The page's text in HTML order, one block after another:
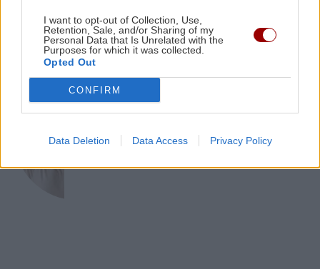
I want to opt-out of Collection, Use,
Retention, Sale, and/or Sharing of my
Personal Data that Is Unrelated with the
Purposes for which it was collected.
Opted Out
CONFIRM
Data Deletion Data Access Privacy Policy
ΥΓΕΙΑ
αποκαλύπτει η δραστηριότητα του